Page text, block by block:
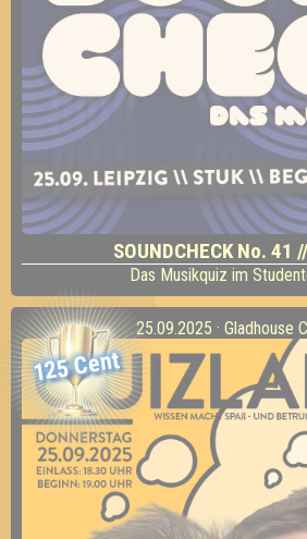
SOUNDCHECK No. 41
Das Musikquiz im
125 Cent
25.09.2025 · Gladhouse